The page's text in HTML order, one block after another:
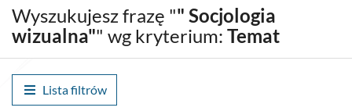
Górnośląska
im.
Wojciecha
Wyszukujesz frazę "" Socjologia
wizualna"" wg kryterium: Temat
Lista filtrów